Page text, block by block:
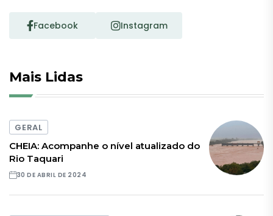
Facebook Instagram
Mais Lidas
GERAL
CHEIA: Acompanhe o nível atualizado do
Rio Taquari
30 DE ABRIL DE 2024